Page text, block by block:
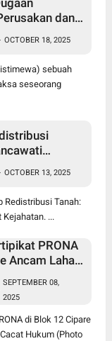
dan
Kasusnya
OCTOBER 18, 2025
sebuah
seseorang
OCTOBER 13, 2025
Redistribusi Tanah:
...
PRONA
Ancam Lahan
SEPTEMBER 08,
2025
di Blok 12 Cipare
Hukum (Photo